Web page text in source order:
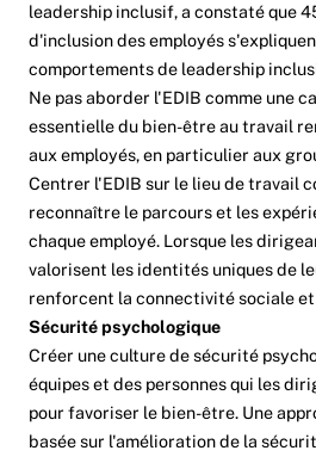
leadership inclusif, a constaté que
d'inclusion des employés
comportements de leadership
Ne pas aborder l'EDIB comme une
essentielle du bien-être au travail
aux employés, en particulier aux
Centrer l'EDIB sur le lieu de travail
reconnaître le parcours et les
chaque employé. Lorsque les
valorisent les identités uniques de
renforcent la connectivité sociale
Sécurité psychologique
Créer une culture de sécurité
équipes et des personnes qui les
pour favoriser le bien-être. Une
basée sur l'amélioration de la